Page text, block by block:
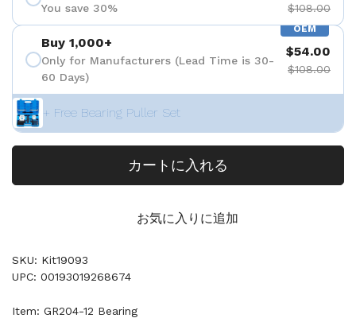
You save 30% $108.00
OEM
Buy 1,000+
Only for Manufacturers (Lead Time is 30-
60 Days)
$54.00
$108.00
+ Free Bearing Puller Set
カートに入れる
お気に入りに追加
SKU: Kit19093
UPC: 00193019268674
Item: GR204-12 Bearing